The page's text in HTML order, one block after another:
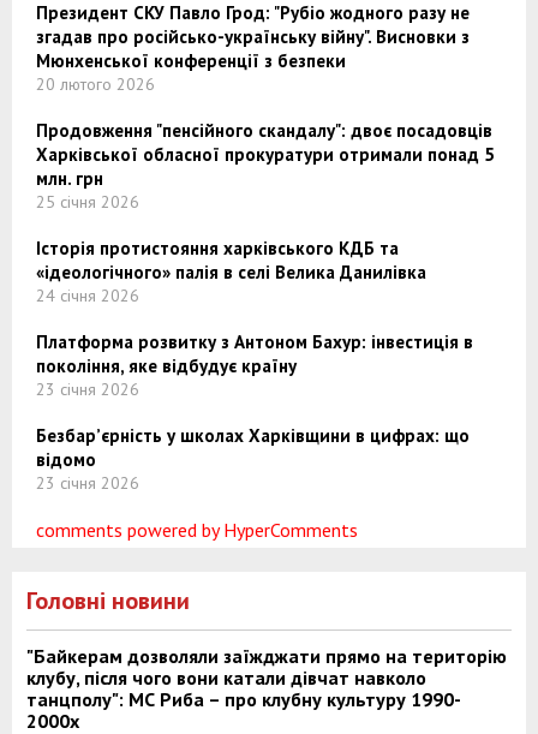
Президент СКУ Павло Грод: "Рубіо жодного разу не
згадав про російсько-українську війну". Висновки з
Мюнхенської конференції з безпеки
20 лютого 2026
Продовження "пенсійного скандалу": двоє посадовців
Харківської обласної прокуратури отримали понад 5
млн. грн
25 січня 2026
Історія протистояння харківського КДБ та
«ідеологічного» палія в селі Велика Данилівка
24 січня 2026
Платформа розвитку з Антоном Бахур: інвестиція в
покоління, яке відбудує країну
23 січня 2026
Безбар’єрність у школах Харківщини в цифрах: що
відомо
23 січня 2026
comments powered by HyperComments
Головні новини
"Байкерам дозволяли заїжджати прямо на територію
клубу, після чого вони катали дівчат навколо
танцполу": МС Риба – про клубну культуру 1990-
2000х